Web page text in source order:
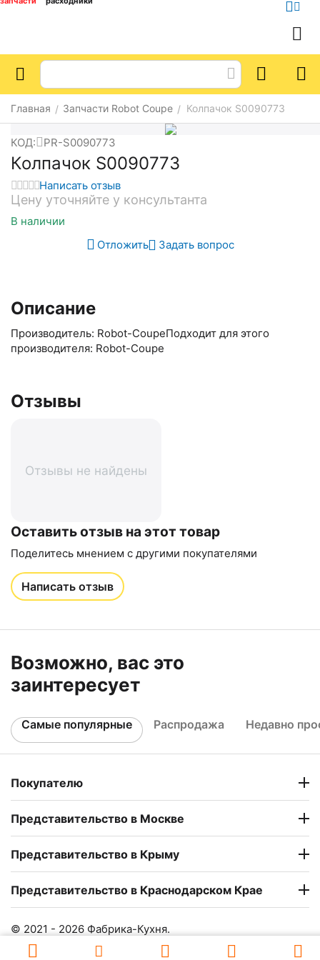
Главная / Запчасти Robot Coupe / Колпачок S0090773
КОД: PR-S0090773
Колпачок S0090773
Написать отзыв
Цену уточняйте у консультанта
В наличии
Отложить
Задать вопрос
Описание
Производитель: Robot-CoupeПодходит для этого
производителя: Robot-Coupe
Отзывы
Отзывы не найдены
Оставить отзыв на этот товар
Поделитесь мнением с другими покупателями
Написать отзыв
Возможно, вас это
заинтересует
Самые популярные Распродажа Недавно
Покупателю
Представительство в Москве
Представительство в Крыму
Представительство в Краснодарском Крае
© 2021 - 2026 Фабрика-Кухня.